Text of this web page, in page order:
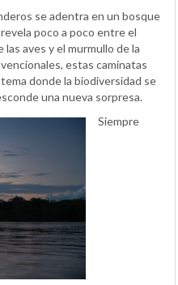
se adentra en un bosque
poco a poco entre el
aves y el murmullo de la
estas caminatas
donde la biodiversidad se
una nueva sorpresa.
Siempre